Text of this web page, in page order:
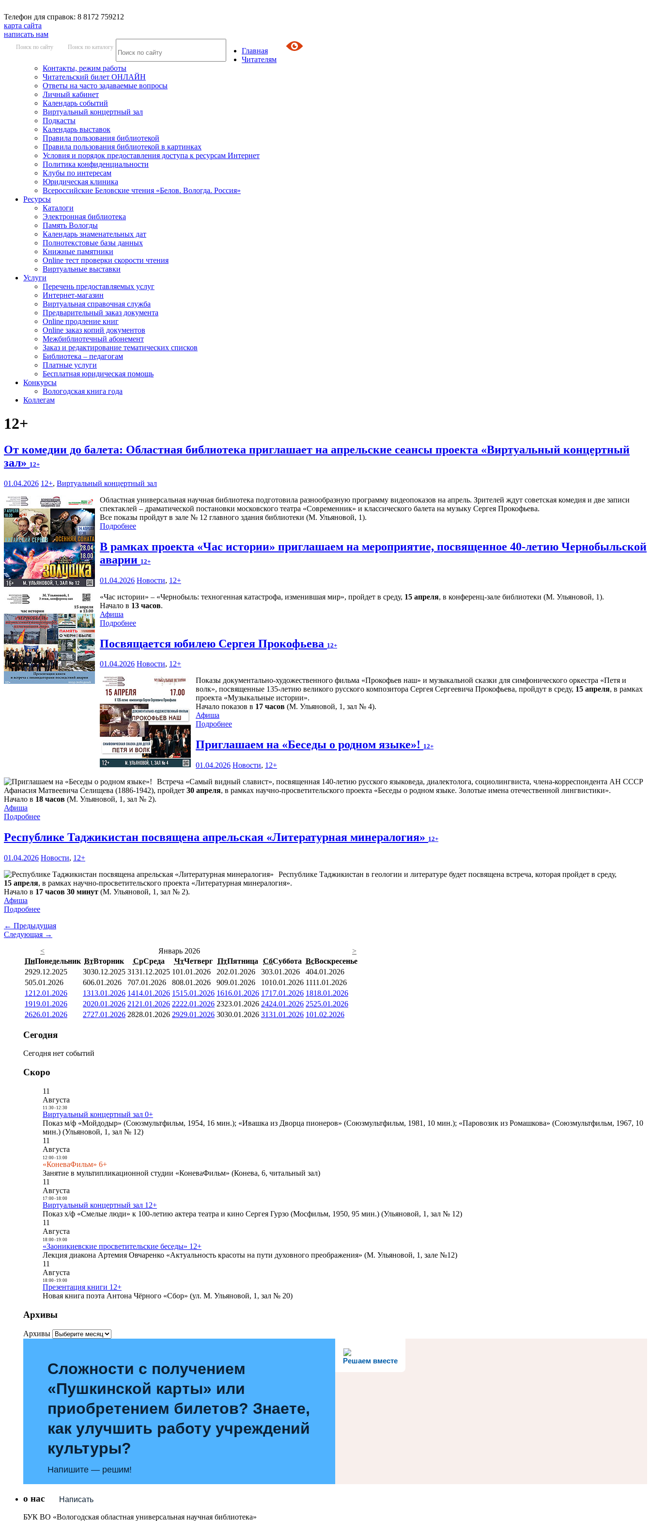
Телефон для справок: 8 8172 759212
карта сайта
написать нам
Поиск по сайту Поиск по каталогу
Главная
Читателям
Контакты, режим работы
Читательский билет ОНЛАЙН
Ответы на часто задаваемые вопросы
Личный кабинет
Календарь событий
Виртуальный концертный зал
Подкасты
Календарь выставок
Правила пользования библиотекой
Правила пользования библиотекой в картинках
Условия и порядок предоставления доступа к ресурсам Интернет
Политика конфиденциальности
Клубы по интересам
Юридическая клиника
Всероссийские Беловские чтения «Белов. Вологда. Россия»
Ресурсы
Каталоги
Электронная библиотека
Память Вологды
Календарь знаменательных дат
Полнотекстовые базы данных
Книжные памятники
Online тест проверки скорости чтения
Виртуальные выставки
Услуги
Перечень предоставляемых услуг
Интернет-магазин
Виртуальная справочная служба
Предварительный заказ документа
Online продление книг
Online заказ копий документов
Межбиблиотечный абонемент
Заказ и редактирование тематических списков
Библиотека – педагогам
Платные услуги
Бесплатная юридическая помощь
Конкурсы
Вологодская книга года
Коллегам
12+
От комедии до балета: Областная библиотека приглашает на апрельские сеансы проекта «Виртуальный концертный
зал» 12+
01.04.2026 12+, Виртуальный концертный зал
Областная универсальная научная библиотека подготовила разнообразную программу видеопоказов на апрель. Зрителей ждут советская комедия и две записи
спектаклей – драматической постановки московского театра «Современник» и классического балета на музыку Сергея Прокофьева.
Все показы пройдут в зале № 12 главного здания библиотеки (М. Ульяновой, 1).
Подробнее
В рамках проекта «Час истории» приглашаем на мероприятие, посвященное 40-летию Чернобыльской
аварии 12+
01.04.2026 Новости, 12+
«Час истории» – «Чернобыль: техногенная катастрофа, изменившая мир», пройдет в среду, 15 апреля, в конференц-зале библиотеки (М. Ульяновой, 1).
Начало в 13 часов.
Афиша
Подробнее
Посвящается юбилею Сергея Прокофьева 12+
01.04.2026 Новости, 12+
Показы документально-художественного фильма «Прокофьев наш» и музыкальной сказки для симфонического оркестра «Петя и
волк», посвященные 135-летию великого русского композитора Сергея Сергеевича Прокофьева, пройдут в среду, 15 апреля, в рамках
проекта «Музыкальные истории».
Начало показов в 17 часов (М. Ульяновой, 1, зал № 4).
Афиша
Подробнее
Приглашаем на «Беседы о родном языке»! 12+
01.04.2026 Новости, 12+
Встреча «Самый видный славист», посвященная 140-летию русского языковеда, диалектолога, социолингвиста, члена-корреспондента АН СССР
Афанасия Матвеевича Селищева (1886-1942), пройдет 30 апреля, в рамках научно-просветительского проекта «Беседы о родном языке. Золотые имена отечественной лингвистики».
Начало в 18 часов (М. Ульяновой, 1, зал № 2).
Афиша
Подробнее
Республике Таджикистан посвящена апрельская «Литературная минералогия» 12+
01.04.2026 Новости, 12+
Республике Таджикистан в геологии и литературе будет посвящена встреча, которая пройдет в среду,
15 апреля, в рамках научно-просветительского проекта «Литературная минералогия».
Начало в 17 часов 30 минут (М. Ульяновой, 1, зал № 2).
Афиша
Подробнее
← Предыдущая
Следующая →
<
Январь 2026
>
ПнПонедельник ВтВторник СрСреда ЧтЧетверг ПтПятница СбСуббота ВсВоскресенье
2929.12.2025 3030.12.2025 3131.12.2025 101.01.2026 202.01.2026 303.01.2026 404.01.2026
505.01.2026 606.01.2026 707.01.2026 808.01.2026 909.01.2026 1010.01.2026 1111.01.2026
1212.01.2026 1313.01.2026 1414.01.2026 1515.01.2026 1616.01.2026 1717.01.2026 1818.01.2026
1919.01.2026 2020.01.2026 21 21.01.2026 2222.01.2026 2323.01.2026 2424.01.2026 2525.01.2026
2626.01.2026 2727.01.2026 2828.01.2026 2929.01.2026 3030.01.2026 3131.01.2026 101.02.2026
Сегодня
Сегодня нет событий
Скоро
11
Августа
11:30- 12:30
Виртуальный концертный зал 0+
Показ м/ф «Мойдодыр» (Союзмультфильм, 1954, 16 мин.); «Ивашка из Дворца пионеров» (Союзмультфильм, 1981, 10 мин.); «Паровозик из Ромашкова» (Союзмультфильм, 1967, 10
мин.) (Ульяновой, 1, зал № 12)
11
Августа
12:00- 13:00
«КоневаФильм» 6+
Занятие в мультипликационной студии «КоневаФильм» (Конева, 6, читальный зал)
11
Августа
17:00- 18:00
Виртуальный концертный зал 12+
Показ х/ф «Смелые люди» к 100-летию актера театра и кино Сергея Гурзо (Мосфильм, 1950, 95 мин.) (Ульяновой, 1, зал № 12)
11
Августа
18:00- 19:00
«Заоникиевские просветительские беседы» 12+
Лекция диакона Артемия Овчаренко «Актуальность красоты на пути духовного преображения» (М. Ульяновой, 1, зале №12)
11
Августа
18:00- 19:00
Презентация книги 12+
Новая книга поэта Антона Чёрного «Сбор» (ул. М. Ульяновой, 1, зал № 20)
Архивы
Архивы
Решаем вместе
Сложности с получением
«Пушкинской карты» или
приобретением билетов? Знаете,
как улучшить работу учреждений
культуры?
Напишите — решим!
Написать
о нас
БУК ВО «Вологодская областная универсальная научная библиотека»